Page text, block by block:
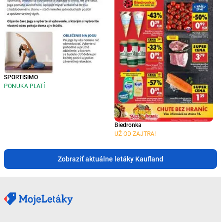
SPORTISIMO
PONUKA PLATÍ
Biedronka
UŽ OD ZAJTRA!
Zobraziť aktuálne letáky Kaufland